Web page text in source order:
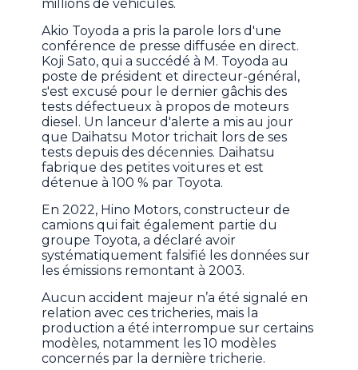
millions de véhicules.
Akio Toyoda a pris la parole lors d'une
conférence de presse diffusée en direct.
Koji Sato, qui a succédé à M. Toyoda au
poste de président et directeur-général,
s'est excusé pour le dernier gâchis des
tests défectueux à propos de moteurs
diesel. Un lanceur d'alerte a mis au jour
que Daihatsu Motor trichait lors de ses
tests depuis des décennies. Daihatsu
fabrique des petites voitures et est
détenue à 100 % par Toyota.
En 2022, Hino Motors, constructeur de
camions qui fait également partie du
groupe Toyota, a déclaré avoir
systématiquement falsifié les données sur
les émissions remontant à 2003.
Aucun accident majeur n’a été signalé en
relation avec ces tricheries, mais la
production a été interrompue sur certains
modèles, notamment les 10 modèles
concernés par la dernière tricherie.